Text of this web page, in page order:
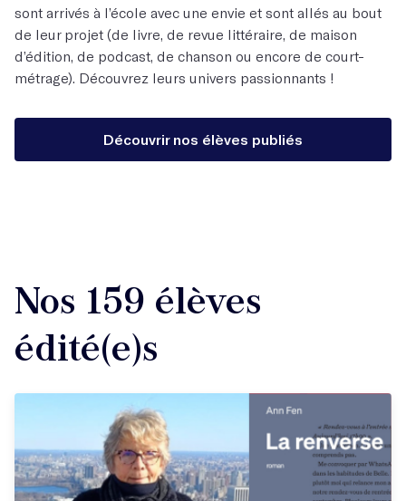
sont arrivés à l’école avec une envie et sont allés au bout
de leur projet (de livre, de revue littéraire, de maison
d’édition, de podcast, de chanson ou encore de court-
métrage). Découvrez leurs univers passionnants !
Découvrir nos élèves publiés
Nos 159 élèves
édité(e)s